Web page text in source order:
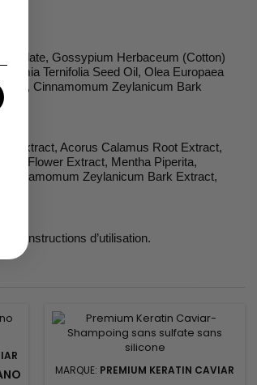
Gossypium Herbaceum (Cotton)
Ternifolia Seed Oil, Olea Europaea
Oil, Cinnamomum Zeylanicum Bark
Extract, Acorus Calamus Root Extract,
Flower Extract, Mentha Piperita,
Zeylanicum Bark Extract,
instructions d’utilisation.
MARQUE: PREMIUM KERATIN CAVIAR